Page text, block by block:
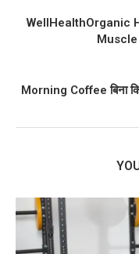
WellHealthOrganic
Morning Coffee बिना